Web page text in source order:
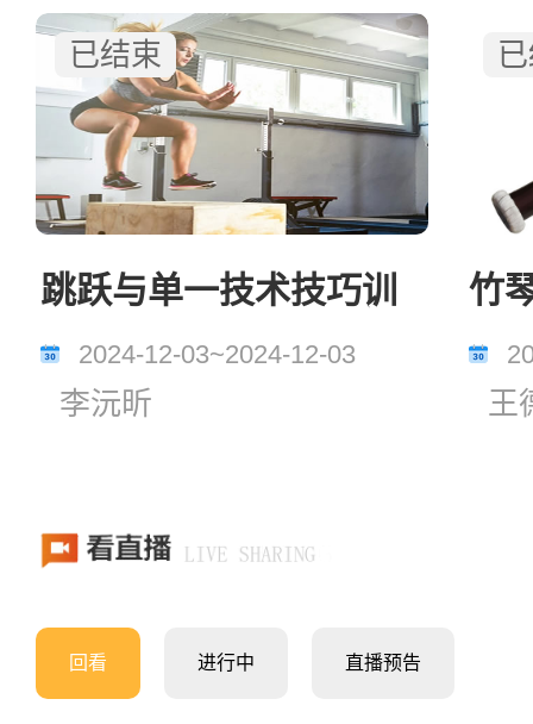
已结束
跳跃与单一技术技巧训
练
2024-12-03~2024-12-03
李沅昕
竹
王
回看 进行中 直播预告